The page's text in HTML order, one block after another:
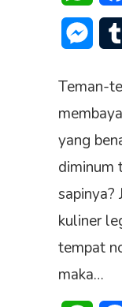
Teman-
yang
diminum
sapinya?
kuliner
tempat
maka…